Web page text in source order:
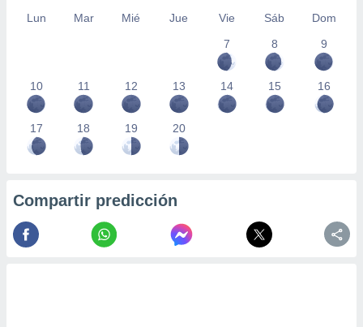
Lun Mar Mié Jue Vie Sáb
Dom
7
8 9
10 11 12 13 14 15 16
17 18 19 20
Compartir predicción